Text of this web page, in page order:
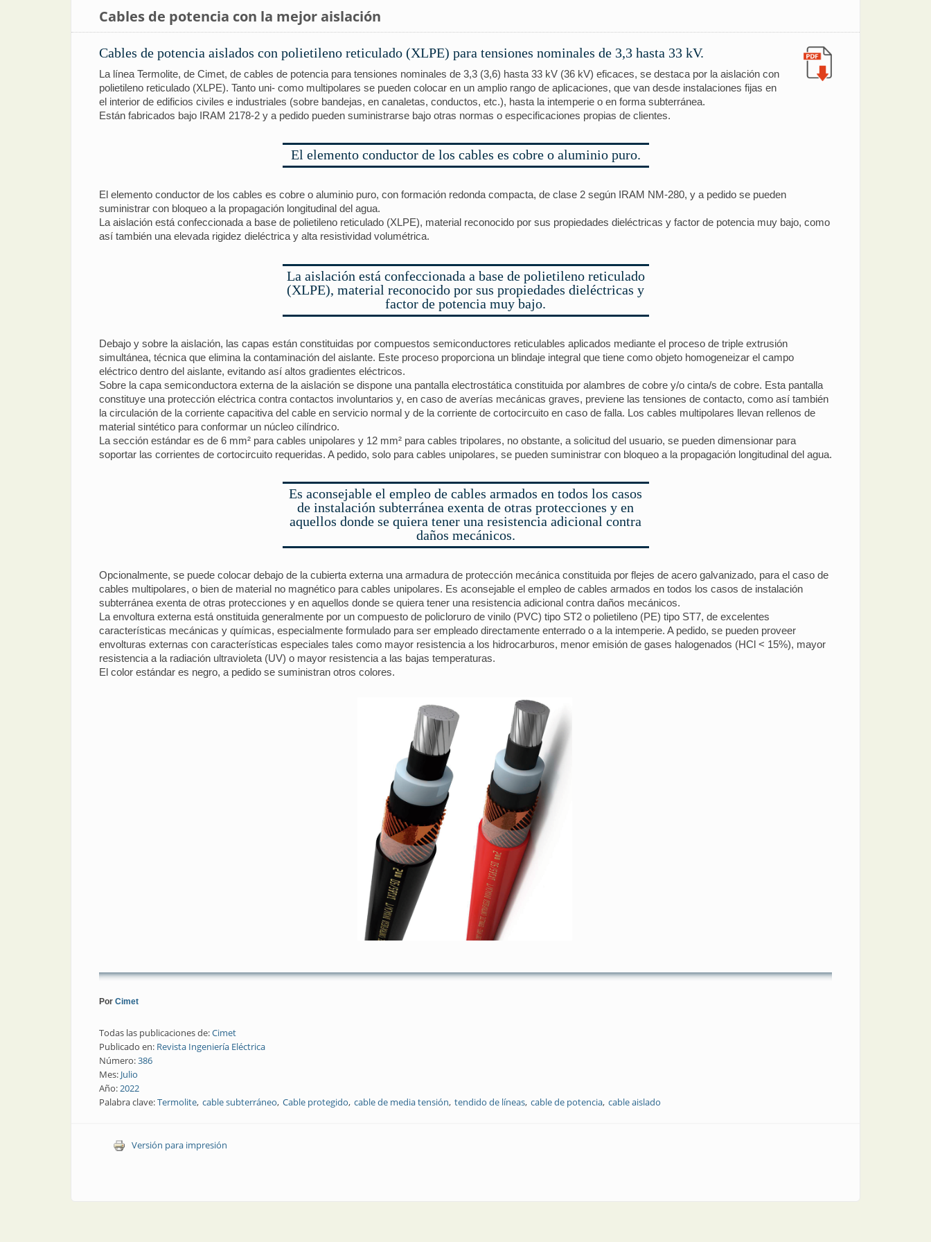
Cables de potencia con la mejor aislación
Cables de potencia aislados con polietileno reticulado (XLPE) para tensiones nominales de 3,3 hasta 33 kV.
La línea Termolite, de Cimet, de cables de potencia para tensiones nominales de 3,3 (3,6) hasta 33 kV (36 kV) eficaces, se destaca por la aislación con
polietileno reticulado (XLPE). Tanto uni- como multipolares se pueden colocar en un amplio rango de aplicaciones, que van desde instalaciones fijas en
el interior de edificios civiles e industriales (sobre bandejas, en canaletas, conductos, etc.), hasta la intemperie o en forma subterránea.
Están fabricados bajo IRAM 2178-2 y a pedido pueden suministrarse bajo otras normas o especificaciones propias de clientes.
El elemento conductor de los cables es cobre o aluminio puro.
El elemento conductor de los cables es cobre o aluminio puro, con formación redonda compacta, de clase 2 según IRAM NM-280, y a pedido se pueden
suministrar con bloqueo a la propagación longitudinal del agua.
La aislación está confeccionada a base de polietileno reticulado (XLPE), material reconocido por sus propiedades dieléctricas y factor de potencia muy bajo, como
así también una elevada rigidez dieléctrica y alta resistividad volumétrica.
La aislación está confeccionada a base de polietileno reticulado
(XLPE), material reconocido por sus propiedades dieléctricas y
factor de potencia muy bajo.
Debajo y sobre la aislación, las capas están constituidas por compuestos semiconductores reticulables aplicados mediante el proceso de triple extrusión
simultánea, técnica que elimina la contaminación del aislante. Este proceso proporciona un blindaje integral que tiene como objeto homogeneizar el campo
eléctrico dentro del aislante, evitando así altos gradientes eléctricos.
Sobre la capa semiconductora externa de la aislación se dispone una pantalla electrostática constituida por alambres de cobre y/o cinta/s de cobre. Esta pantalla
constituye una protección eléctrica contra contactos involuntarios y, en caso de averías mecánicas graves, previene las tensiones de contacto, como así también
la circulación de la corriente capacitiva del cable en servicio normal y de la corriente de cortocircuito en caso de falla. Los cables multipolares llevan rellenos de
material sintético para conformar un núcleo cilíndrico.
La sección estándar es de 6 mm² para cables unipolares y 12 mm² para cables tripolares, no obstante, a solicitud del usuario, se pueden dimensionar para
soportar las corrientes de cortocircuito requeridas. A pedido, solo para cables unipolares, se pueden suministrar con bloqueo a la propagación longitudinal del agua.
Es aconsejable el empleo de cables armados en todos los casos
de instalación subterránea exenta de otras protecciones y en
aquellos donde se quiera tener una resistencia adicional contra
daños mecánicos.
Opcionalmente, se puede colocar debajo de la cubierta externa una armadura de protección mecánica constituida por flejes de acero galvanizado, para el caso de
cables multipolares, o bien de material no magnético para cables unipolares. Es aconsejable el empleo de cables armados en todos los casos de instalación
subterránea exenta de otras protecciones y en aquellos donde se quiera tener una resistencia adicional contra daños mecánicos.
La envoltura externa está onstituida generalmente por un compuesto de policloruro de vinilo (PVC) tipo ST2 o polietileno (PE) tipo ST7, de excelentes
características mecánicas y químicas, especialmente formulado para ser empleado directamente enterrado o a la intemperie. A pedido, se pueden proveer
envolturas externas con características especiales tales como mayor resistencia a los hidrocarburos, menor emisión de gases halogenados (HCl < 15%), mayor
resistencia a la radiación ultravioleta (UV) o mayor resistencia a las bajas temperaturas.
El color estándar es negro, a pedido se suministran otros colores.
Por Cimet
Todas las publicaciones de:Cimet
Publicado en: Revista Ingeniería Eléctrica
Número:386
Mes: Julio
Año:2022
Palabra clave:Termolite cable subterráneo Cable protegido cable de media tensión tendido de líneas cable de potencia cable aislado
Versión para impresión